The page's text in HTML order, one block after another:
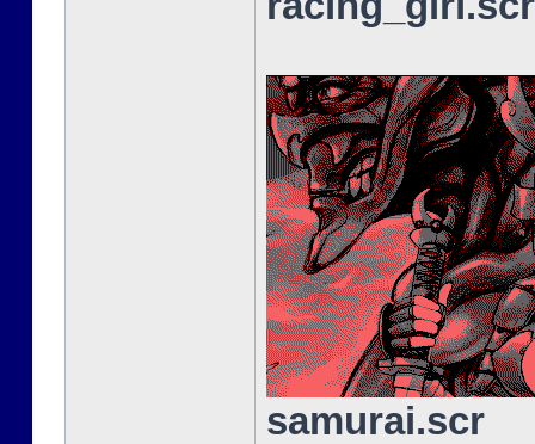
samurai.scr